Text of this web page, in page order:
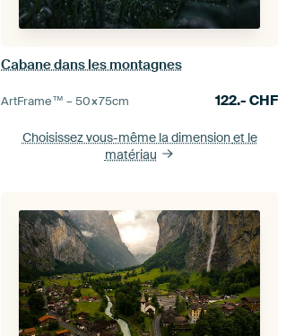
Cabane dans les montagnes
ArtFrame™ –50×75cm 122.-CHF
Choisissez vous-même la dimensionet le
matériau